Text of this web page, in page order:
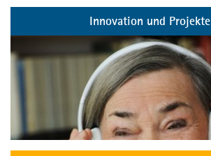
Innovation und Projekte